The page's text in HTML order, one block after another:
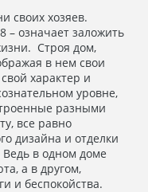
своих хозяев.
– означает заложить
Строя дом,
в нем свои
характер и
уровне,
разными
все равно
дизайна и отделки
Ведь в одном доме
а в другом,
и беспокойства.